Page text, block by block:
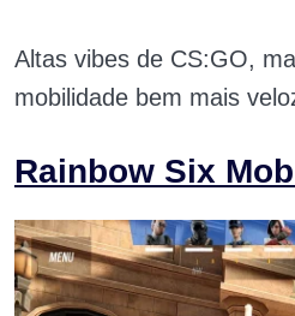
Altas vibes de CS:GO,
mobilidade bem mais
Rainbow Six